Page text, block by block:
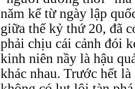
năm kể từ ngày lập
giữa thế kỷ thứ 20, đã
phải chịu cái cảnh đói
kinh niên nầy là hậu
khác nhau. Trước hết